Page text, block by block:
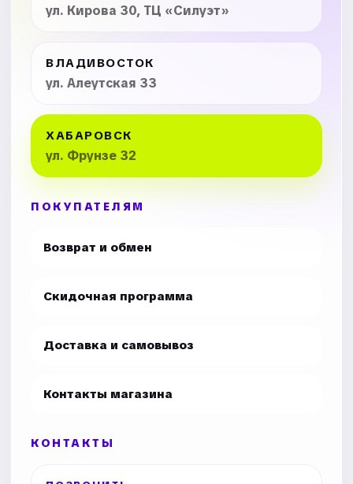
ул. Кирова 30, ТЦ «Силуэт»
ВЛАДИВОСТОК
ул. Алеутская 33
ХАБАРОВСК
ул. Фрунзе 32
ПОКУПАТЕЛЯМ
Возврат и обмен
Скидочная программа
Доставка и самовывоз
Контакты магазина
КОНТАКТЫ